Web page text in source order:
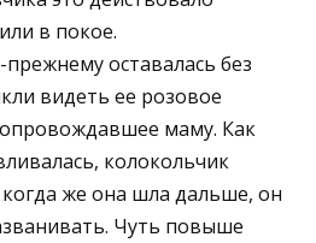
в покое.
оставалась без
видеть ее розовое
маму. Как
колокольчик
когда же она шла дальше, он
Чуть повыше